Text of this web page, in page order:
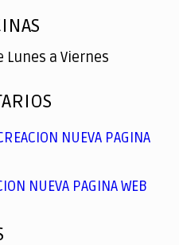
Lunes a Viernes
NUEVA PAGINA
NUEVA PAGINA WEB